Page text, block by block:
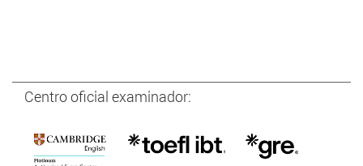
Centro oficial examinador: